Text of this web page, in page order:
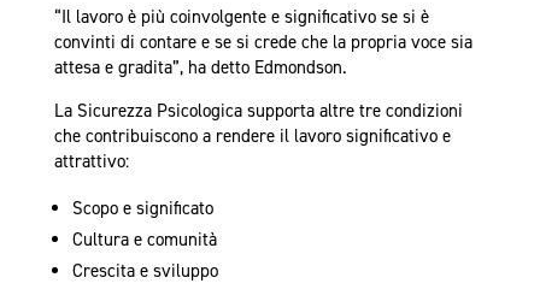
“Il lavoro è più coinvolgente e significativo se si è
convinti di contare e se si crede che la propria voce sia
attesa e gradita”, ha detto Edmondson.
La Sicurezza Psicologica supporta altre tre condizioni
che contribuiscono a rendere il lavoro significativo e
attrattivo:
Scopo e significato
Cultura e comunità
Crescita e sviluppo